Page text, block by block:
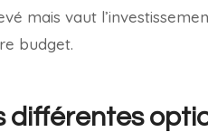
mais vaut
budget.
différentes